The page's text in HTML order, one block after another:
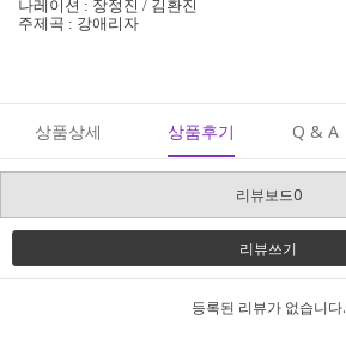
나레이션 : 장정진 / 김환진
주제곡 : 강애리자
상품상세 상품후기 Q & A
리뷰보드0
리뷰쓰기
등록된 리뷰가 없습니다.